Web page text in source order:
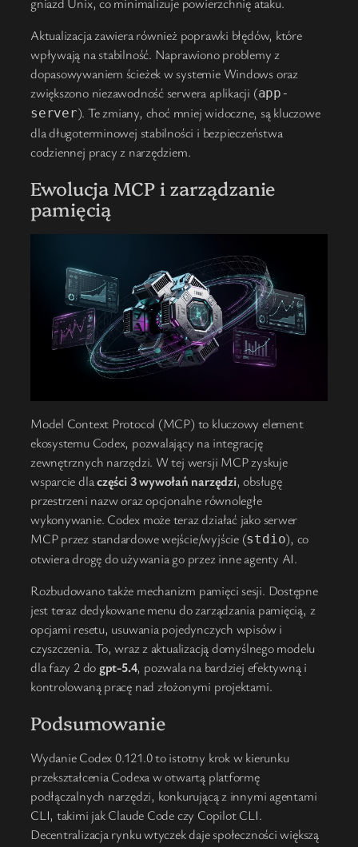
Aktualizacja zawiera również poprawki błędów, które
wpływają na stabilność. Naprawiono problemy z
dopasowywaniem ścieżek w systemie Windows oraz
zwiększono niezawodność serwera aplikacji (app-
server). Te zmiany, choć mniej widoczne, są kluczowe
dla długoterminowej stabilności i bezpieczeństwa
codziennej pracy z narzędziem.
Ewolucja MCP i zarządzanie
pamięcią
Model Context Protocol (MCP) to kluczowy element
ekosystemu Codex, pozwalający na integrację
zewnętrznych narzędzi. W tej wersji MCP zyskuje
wsparcie dlaczęści 3 wywołań narzędzi, obsługę
przestrzeni nazw oraz opcjonalne równoległe
wykonywanie. Codex może teraz działać jako serwer
MCP przez standardowe wejście/wyjście (stdio), co
otwiera drogę do używania go przez inne agenty AI.
Rozbudowano także mechanizm pamięci sesji. Dostępne
jest teraz dedykowane menu do zarządzania pamięcią, z
opcjami resetu, usuwania pojedynczych wpisów i
czyszczenia. To, wraz z aktualizacją domyślnego modelu
dla fazy 2 do gpt-5.4, pozwala na bardziej efektywną i
kontrolowaną pracę nad złożonymi projektami.
Podsumowanie
Wydanie Codex 0.121.0 to istotny krok w kierunku
przekształcenia Codexa w otwartą platformę
podłączalnych narzędzi, konkurującą z innymi agentami
CLI, takimi jak Claude Code czy Copilot CLI.
Decentralizacja rynku wtyczek daje społeczności większą